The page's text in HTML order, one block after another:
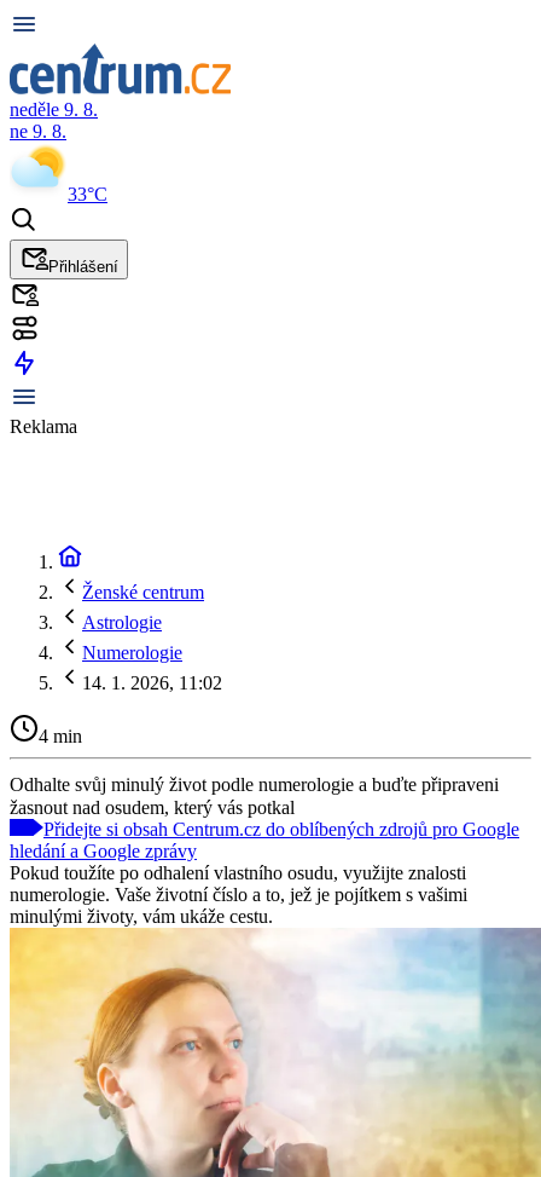
neděle 9. 8.
ne 9. 8.
33°C
Přihlášení
Reklama
Ženské centrum
Astrologie
Numerologie
14. 1. 2026, 11:02
4 min
Odhalte svůj minulý život podle numerologie a buďte připraveni
žasnout nad osudem, který vás potkal
Přidejte si obsah Centrum.cz do oblíbených zdrojů pro Google
hledání a Google zprávy
Pokud toužíte po odhalení vlastního osudu, využijte znalosti
numerologie. Vaše životní číslo a to, jež je pojítkem s vašimi
minulými životy, vám ukáže cestu.